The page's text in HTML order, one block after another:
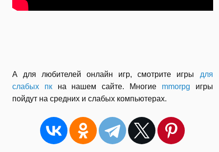
А для любителей онлайн игр, смотрите игры для
слабых пкна нашем сайте. Многие mmorpg игры
пойдут на средних и слабых компьютерах.